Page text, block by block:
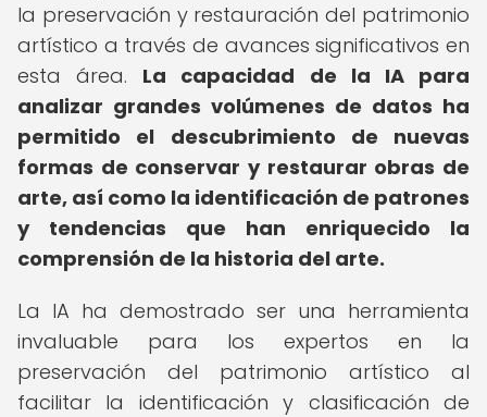
la preservación y restauración del patrimonio
artístico a través de avances significativos en
esta área. La capacidad de la IA para
analizar grandes volúmenes de datos ha
permitido el descubrimiento de nuevas
formas de conservar y restaurar obras de
arte, así como la identificación de patrones
y tendencias que han enriquecido la
comprensión de la historia del arte.
La IA ha demostrado ser una herramienta
invaluable para los expertos en la
preservación del patrimonio artístico al
facilitar la identificación y clasificación de